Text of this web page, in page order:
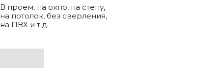
В проем, на окно, на стену,
на потолок, без сверления,
на ПВХ и т.д.